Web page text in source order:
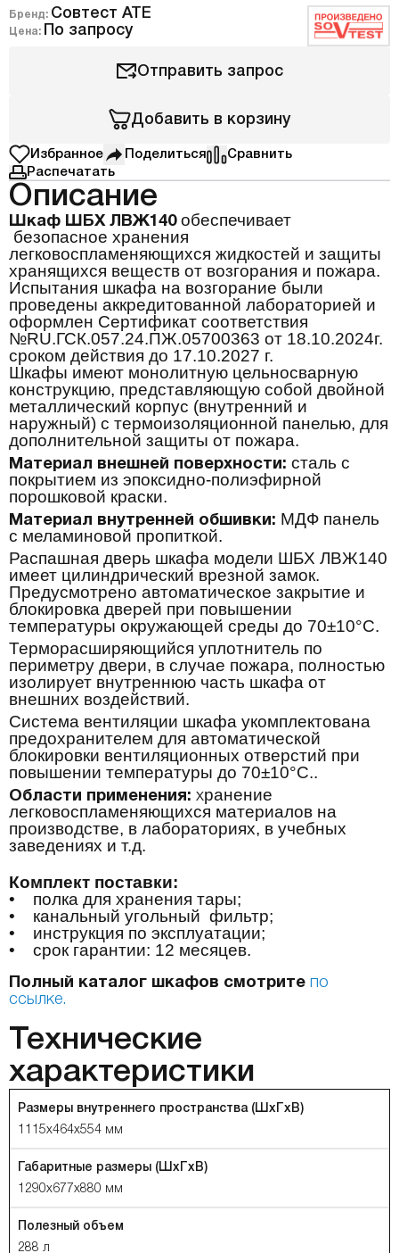
Бренд: Совтест АТЕ
Цена: По запросу
Отправить запрос
Добавить в корзину
Избранное Поделиться
Сравнить
Распечатать
Описание
Шкаф ШБХ ЛВЖ140обеспечивает
безопасное хранения
легковоспламеняющихся жидкостей и защиты
хранящихся веществ от возгорания и пожара.
Испытания шкафа на возгорание были
проведены аккредитованной лабораторией и
оформлен Сертификат соответствия
№RU.ГСК.057.24.ПЖ.05700363 от 18.10.2024г.
сроком действия до 17.10.2027 г.
Шкафы имеют монолитную цельносварную
конструкцию, представляющую собой двойной
металлический корпус (внутренний и
наружный) с термоизоляционной панелью, для
дополнительной защиты от пожара.
Материал внешней поверхности: сталь с
покрытием из эпоксидно-полиэфирной
порошковой краски.
Материал внутренней обшивки: МДФ панель
с меламиновой пропиткой.
Распашная дверь шкафа модели ШБХ ЛВЖ140
имеет цилиндрический врезной замок.
Предусмотрено автоматическое закрытие и
блокировка дверей при повышении
температуры окружающей среды до 70±10°С.
Терморасширяющийся уплотнитель по
периметру двери, в случае пожара, полностью
изолирует внутреннюю часть шкафа от
внешних воздействий.
Система вентиляции шкафа укомплектована
предохранителем для автоматической
блокировки вентиляционных отверстий при
повышении температуры до 70±10°С..
Области применения: хранение
легковоспламеняющихся материалов на
производстве, в лабораториях, в учебных
заведениях и т.д.
Комплект поставки:
• полка для хранения тары;
• канальный угольный фильтр;
• инструкция по эксплуатации;
• срок гарантии: 12 месяцев.
Полный каталог шкафов смотрите по
ссылке.
Технические
характеристики
Размеры внутреннего пространства (ШхГхВ)
1115х464х554 мм
Габаритные размеры (ШхГхВ)
1290х677х880 мм
Полезный объем
288 л